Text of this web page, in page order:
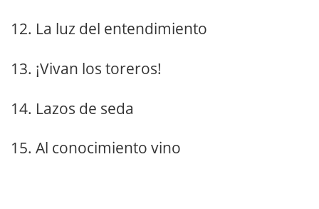
12. La luz del entendimiento
13. ¡Vivan los toreros!
14. Lazos de seda
15. Al conocimiento vino